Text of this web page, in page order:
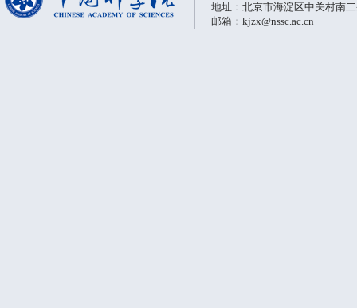
地址：北京市海淀区中关村南
邮箱：kjzx@nssc.ac.cn